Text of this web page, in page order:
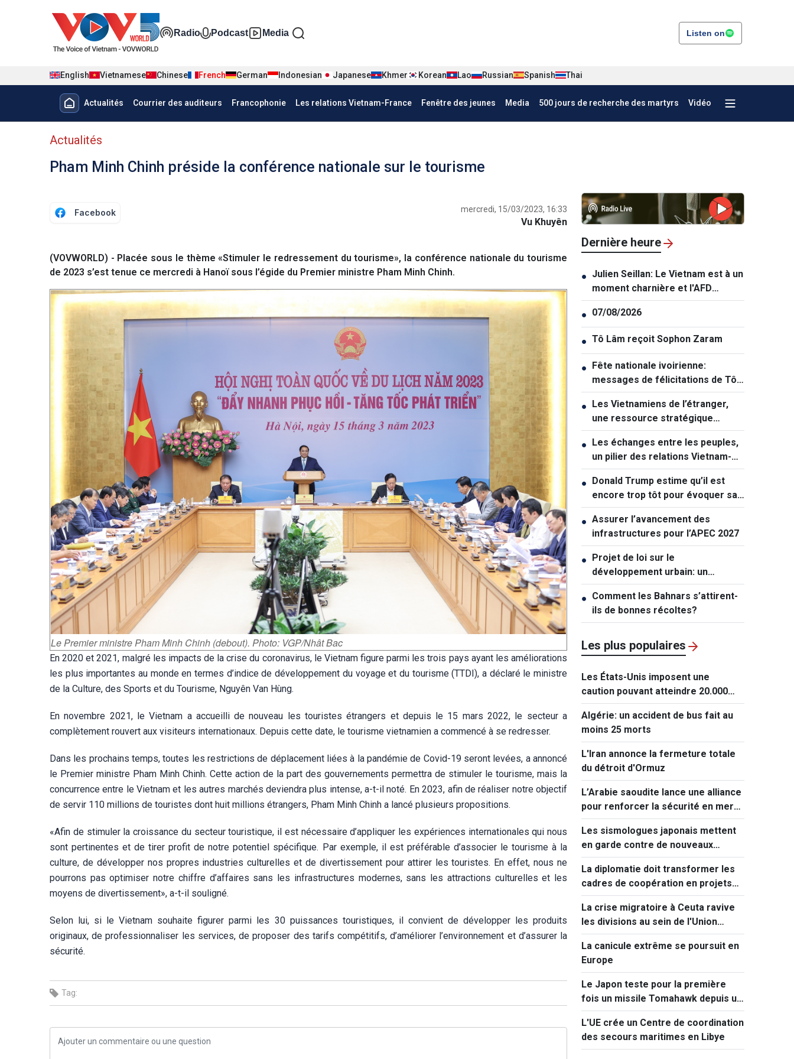
Đa phương tiện tiếng Pháp
Radio Podcast Media Listen on
English Vietnamese Chinese French German Indonesian Japanese Khmer Korean Lao Russian Spanish Thai
Menu trang chủ tiếng Pháp
Actualités Courrier des auditeurs Francophonie Les relations Vietnam-France Fenêtre des jeunes Media 500 jours de recherche des martyrs Vidéo
menu phụ tiếng Pháp
Actualités
Pham Minh Chinh préside la conférence nationale sur le tourisme
Facebook mercredi, 15/03/2023, 16:33
Vu Khuyên
(VOVWORLD) - Placée sous le thème «Stimuler le redressement du tourisme», la conférence nationale du tourisme
de 2023 s’est tenue ce mercredi à Hanoï sous l’égide du Premier ministre Pham Minh Chinh.
Le Premier ministre Pham Minh Chinh (debout). Photo: VGP/Nhât Bac
En 2020 et 2021, malgré les impacts de la crise du coronavirus, le Vietnam figure parmi les trois pays ayant les améliorations
les plus importantes au monde en termes d’indice de développement du voyage et du tourisme (TTDI), a déclaré le ministre
de la Culture, des Sports et du Tourisme, Nguyên Van Hùng.
En novembre 2021, le Vietnam a accueilli de nouveau les touristes étrangers et depuis le 15 mars 2022, le secteur a
complètement rouvert aux visiteurs internationaux. Depuis cette date, le tourisme vietnamien a commencé à se redresser.
Dans les prochains temps, toutes les restrictions de déplacement liées à la pandémie de Covid-19 seront levées, a annoncé
le Premier ministre Pham Minh Chinh. Cette action de la part des gouvernements permettra de stimuler le tourisme, mais la
concurrence entre le Vietnam et les autres marchés deviendra plus intense, a-t-il noté. En 2023, afin de réaliser notre objectif
de servir 110 millions de touristes dont huit millions étrangers, Pham Minh Chinh a lancé plusieurs propositions.
«Afin de stimuler la croissance du secteur touristique, il est nécessaire d’appliquer les expériences internationales qui nous
sont pertinentes et de tirer profit de notre potentiel spécifique. Par exemple, il est préférable d’associer le tourisme à la
culture, de développer nos propres industries culturelles et de divertissement pour attirer les touristes. En effet, nous ne
pourrons pas optimiser notre chiffre d’affaires sans les infrastructures modernes, sans les attractions culturelles et les
moyens de divertissement», a-t-il souligné.
Selon lui, si le Vietnam souhaite figurer parmi les 30 puissances touristiques, il convient de développer les produits
originaux, de professionnaliser les services, de proposer des tarifs compétitifs, d’améliorer l’environnement et d’assurer la
sécurité.
Tag:
Dernière heure
● Julien Seillan: Le Vietnam est à un
moment charnière et l'AFD
souhaite l'accompagner dans
cette transition
● 07/08/2026
● Tô Lâm reçoit Sophon Zaram
● Fête nationale ivoirienne:
messages de félicitations de Tô
Lâm et de Lê Hoài Trung
● Les Vietnamiens de l’étranger,
une ressource stratégique
majeure contribuant au
renforcement de la puissance
nationale
● Les échanges entre les peuples,
un pilier des relations Vietnam-
Australie
● Donald Trump estime qu’il est
encore trop tôt pour évoquer sa
succession politique
● Assurer l’avancement des
infrastructures pour l’APEC 2027
● Projet de loi sur le
développement urbain: un
mécanisme exceptionnel pour Hô
Chi Minh-ville
● Comment les Bahnars s’attirent-
ils de bonnes récoltes?
Les plus populaires
Les États-Unis imposent une
caution pouvant atteindre 20.000
dollars pour les demandes de visa
de ressortissants de 50 pays
Algérie: un accident de bus fait au
moins 25 morts
L'Iran annonce la fermeture totale
du détroit d'Ormuz
L’Arabie saoudite lance une alliance
pour renforcer la sécurité en mer
Rouge
Les sismologues japonais mettent
en garde contre de nouveaux
séismes majeurs après celui de
Kumamoto
La diplomatie doit transformer les
cadres de coopération en projets
concrets
La crise migratoire à Ceuta ravive
les divisions au sein de l'Union
européenne
La canicule extrême se poursuit en
Europe
Le Japon teste pour la première
fois un missile Tomahawk depuis un
destroyer
L'UE crée un Centre de coordination
des secours maritimes en Libye